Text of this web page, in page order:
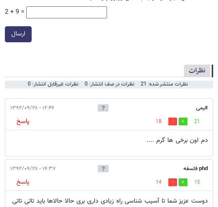
2 + 9 =
ارسال
نظرات
نظرات منتشر شده: 21 نظرات در صف انتشار: 0 نظرات غیرقابل انتشار: 0
الیمی ۱۲:۴۶ - ۱۳۹۲/۰۹/۲۸
21
18
پاسخ
دم اون برخی ها گرم ....
phd فلسفه ۱۴:۳۷ - ۱۳۹۲/۰۹/۲۸
15
14
پاسخ
دوست عزیز شما تا آسیب شناسی راه زیادی داری بری حالا حالاها باید تاتی تاتی